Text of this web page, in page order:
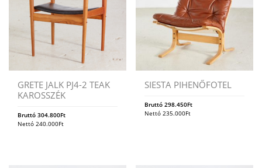
GRETE JALK PJ4-2 TEAK
KAROSSZÉK
Bruttó 304.800Ft
Nettó 240.000Ft
SIESTA PIHENŐFOTEL
Bruttó298.450Ft
Nettó235.000Ft